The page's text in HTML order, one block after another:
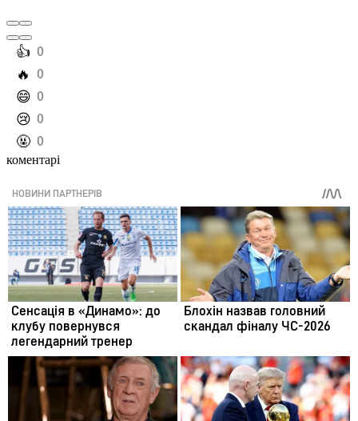
️👍 0
️🔥 0
️😄 0
️😢 0
️🤬 0
коментарі